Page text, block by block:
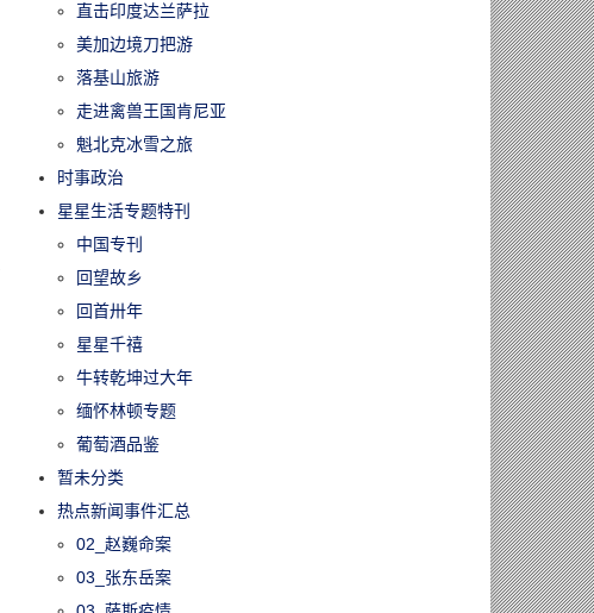
直击印度达兰萨拉
美加边境刀把游
落基山旅游
走进禽兽王国肯尼亚
魁北克冰雪之旅
时事政治
星星生活专题特刊
中国专刊
回望故乡
回首卅年
星星千禧
牛转乾坤过大年
缅怀林顿专题
葡萄酒品鉴
暂未分类
热点新闻事件汇总
02_赵巍命案
03_张东岳案